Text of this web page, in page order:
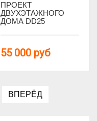
ПРОЕКТ
ДВУХЭТАЖНОГО
ДОМА DD25
55 000 руб
ВПЕРЁД